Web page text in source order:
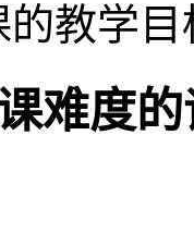
教学目
难度